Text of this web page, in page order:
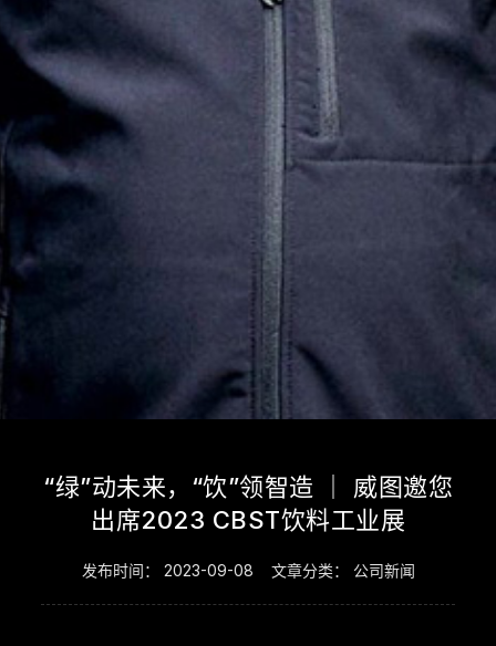
“绿”动未来，“饮”领智造 ｜ 威图邀您
出席2023 CBST饮料工业展
发布时间： 2023-09-08 文章分类： 公司新闻